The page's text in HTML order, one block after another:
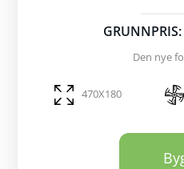
Den nye
470X180